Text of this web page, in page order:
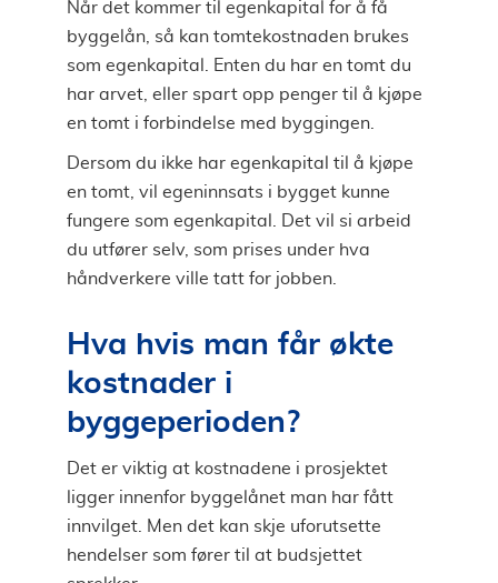
Når det kommer til egenkapital for å få
byggelån, så kan tomtekostnaden brukes
som egenkapital. Enten du har en tomt du
har arvet, eller spart opp penger til å kjøpe
en tomt i forbindelse med byggingen.
Dersom du ikke har egenkapital til å kjøpe
en tomt, vil egeninnsats i bygget kunne
fungere som egenkapital. Det vil si arbeid
du utfører selv, som prises under hva
håndverkere ville tatt for jobben.
Hva hvis man får økte
kostnader i
byggeperioden?
Det er viktig at kostnadene i prosjektet
ligger innenfor byggelånet man har fått
innvilget. Men det kan skje uforutsette
hendelser som fører til at budsjettet